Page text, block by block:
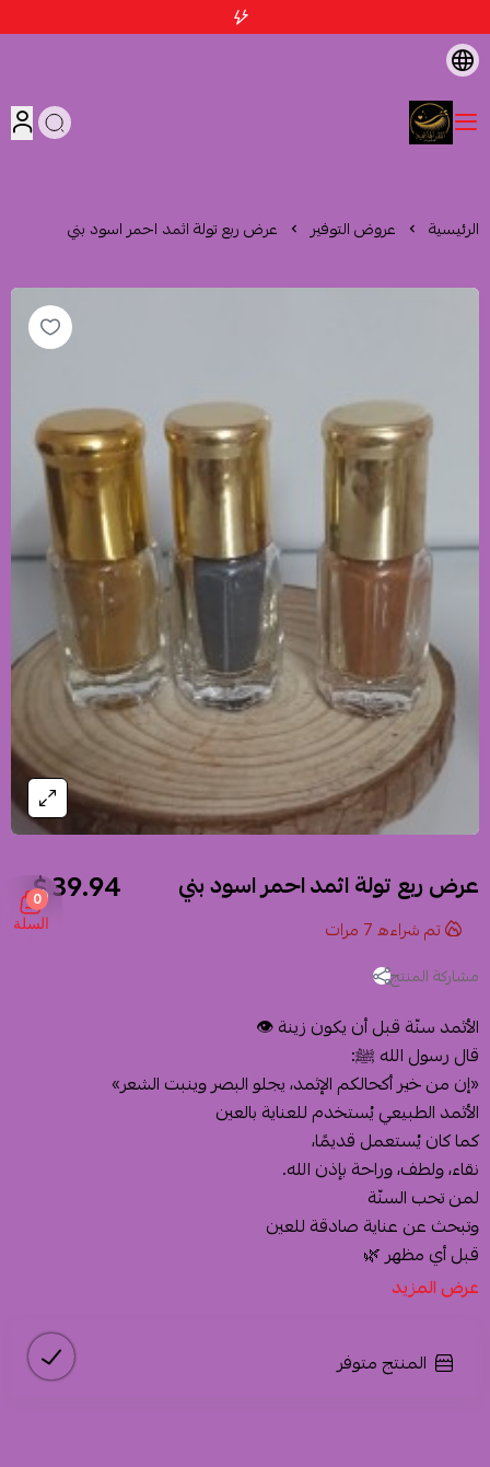
0
السلة
متجر اثمد الهاشمية
الرئيسية عروض التوفير عرض ربع تولة اثمد احمر اسود بني
عرض ربع تولة اثمد احمر اسود بني 39.94 $
تم شراءه7 مرات
مشاركة المنتج
الأثمد سنّة قبل أن يكون زينة 👁️
قال رسول الله ﷺ:
«إن من خير أكحالكم الإثمد، يجلو البصر وينبت الشعر»
الأثمد الطبيعي يُستخدم للعناية بالعين
كما كان يُستعمل قديمًا،
نقاء، ولطف، وراحة بإذن الله.
لمن تحب السنّة
وتبحث عن عناية صادقة للعين
قبل أي مظهر 🌿
عرض المزيد
المنتج متوفر